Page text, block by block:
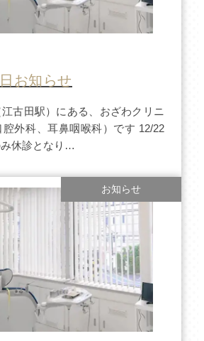
お知らせ
古田駅）にある、おざわクリニ
腔外科、耳鼻咽喉科）です 12/22
み休診となり…
お知らせ